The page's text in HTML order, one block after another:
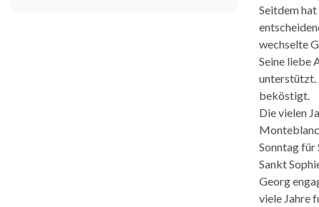
Seitdem
wechselte
Seine liebe
unterstützt.
beköstigt.
Die vielen
Sonntag für
Sankt
Georg
viele Jahre